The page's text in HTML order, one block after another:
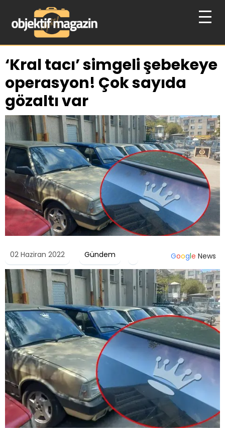
‘Kral tacı’ simgeli şebekeye
operasyon! Çok sayıda
gözaltı var
02 Haziran 2022 Gündem Google News